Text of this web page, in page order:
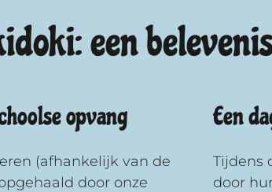
een
opvang
(afhankelijk van de
door onze
Een
Tijdens
door